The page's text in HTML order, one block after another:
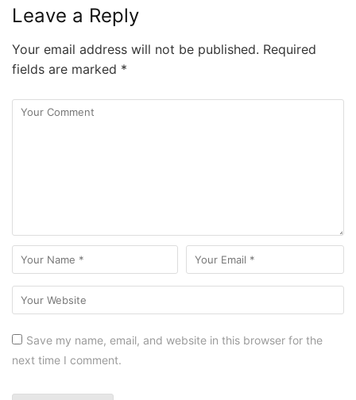
Leave a Reply
Your email address will not be published. Required
fields are marked *
Save my name, email, and website in this browser for the
next time I comment.